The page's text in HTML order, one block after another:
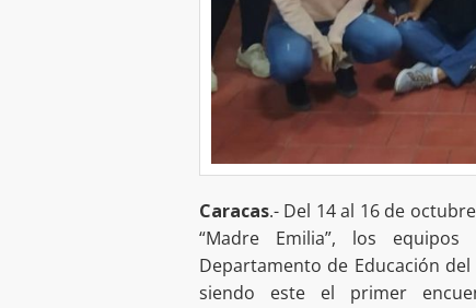
Caracas.- Del 14 al 16 de
“Madre Emilia”, los
Departamento de Educación
siendo este el primer